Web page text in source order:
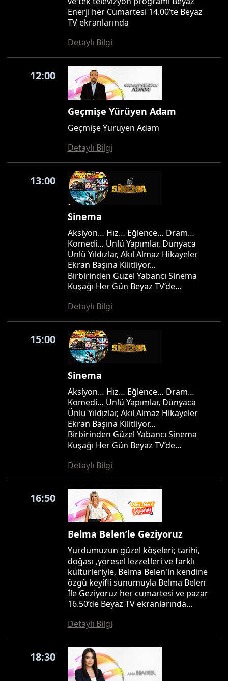
Enerji her Cumartesi 14.00’te Beyaz
TV ekranlarında
Detaylı Bilgi
12:00
Geçmişe Yürüyen Adam
Geçmişe Yürüyen Adam
Detaylı Bilgi
13:00
Sinema
Aksiyon… Hız… Eğlence… Dram…
Komedi… Ünlü Yapımlar, Dünyaca
Ünlü Yıldızlar, Akıl Almaz Hikayeler
Ekran Başına Kilitliyor…
Birbirinden Güzel Yabancı Sinema
Kuşağı Her Gün Beyaz TV’de...
Detaylı Bilgi
15:00
Sinema
Aksiyon… Hız… Eğlence… Dram…
Komedi… Ünlü Yapımlar, Dünyaca
Ünlü Yıldızlar, Akıl Almaz Hikayeler
Ekran Başına Kilitliyor…
Birbirinden Güzel Yabancı Sinema
Kuşağı Her Gün Beyaz TV’de...
Detaylı Bilgi
16:50
Belma Belen’le Geziyoruz
Yurdumuzun güzel köşeleri; tarihi,
doğası ,yöresel lezzetleri ve farklı
kültürleriyle, Belma Belen'in kendine
özgü keyifli sunumuyla Belma Belen
İle Geziyoruz her cumartesi ve pazar
16.50’de Beyaz TV ekranlarında…
Detaylı Bilgi
18:30